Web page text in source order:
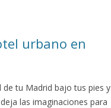
urbano en
tu Madrid bajo tus pies y
las imaginaciones para